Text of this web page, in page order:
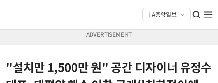
"설치만 1,500만 원" 공간 디자이너 유정수